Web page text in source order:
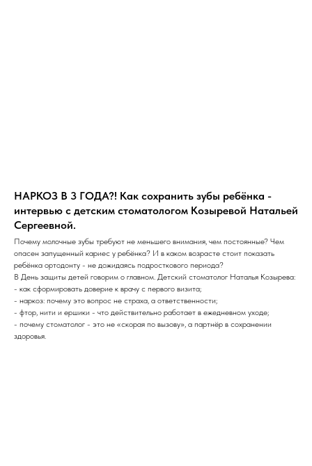
НАРКОЗ В 3 ГОДА?! Как сохранить зубы ребёнка -
интервью с детским стоматологом Козыревой Натальей
Сергеевной.
Почему молочные зубы требуют не меньшего внимания, чем постоянные? Чем
опасен запущенный кариес у ребёнка? И в каком возрасте стоит показать
ребёнка ортодонту - не дожидаясь подросткового периода?
В День защиты детей говорим о главном. Детский стоматолог Наталья Козырева:
- как сформировать доверие к врачу с первого визита;
- наркоз: почему это вопрос не страха, а ответственности;
- фтор, нити и ершики - что действительно работает в ежедневном уходе;
- почему стоматолог - это не «скорая по вызову», а партнёр в сохранении
здоровья.